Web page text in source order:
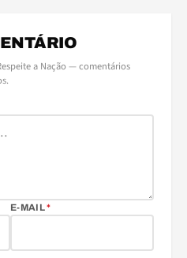
a Nação — comentários
E-MAIL*